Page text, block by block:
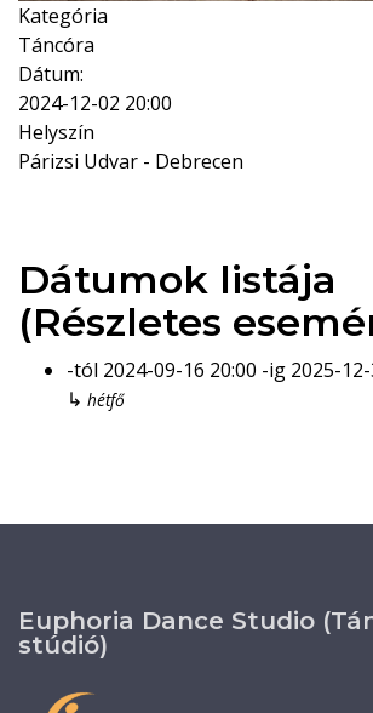
Kategória
Táncóra
Dátum:
2024-12-02 20:00
Helyszín
Párizsi Udvar - Debrecen
Dátumok listája
(Részletes
-tól 2024-09-16 20:00 -ig 2025-12-
↳ hétfő
Euphoria Dance Studio
stúdió)